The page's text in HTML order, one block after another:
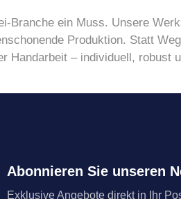
Branche ein Muss. Unsere
Produktion. Statt
Handarbeit – individuell, robust
Abonnieren Sie unseren
Exklusive Angebote direkt in Ihr